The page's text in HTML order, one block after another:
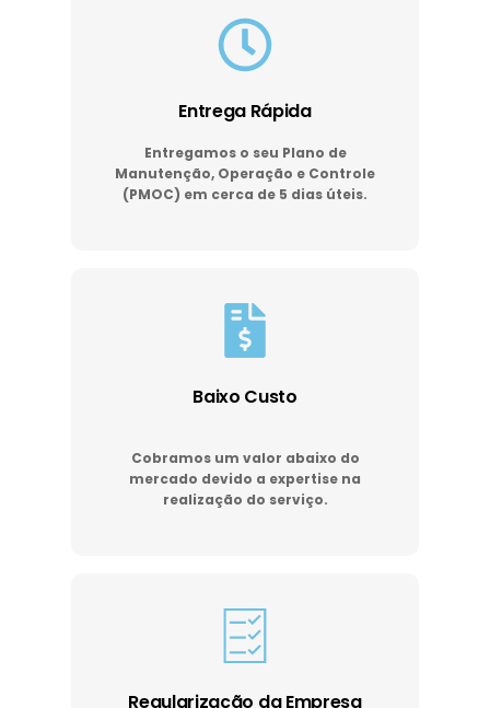
Entrega Rápida
Entregamos o seu Plano de
Manutenção, Operação e Controle
(PMOC) em cerca de 5 dias úteis.
Baixo Custo
Cobramos um valor abaixo do
mercado devido a expertise na
realização do serviço.
Regularização da Empresa